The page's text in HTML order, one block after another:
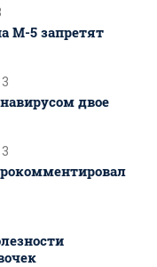
М-5 запретят
3
двое
3